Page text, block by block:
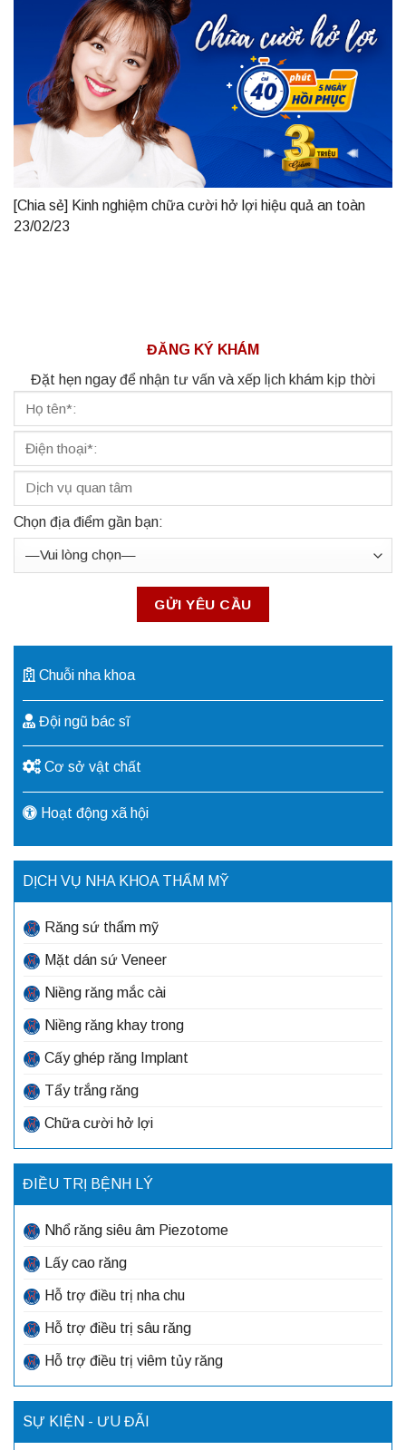
[Chia sẻ] Kinh nghiệm chữa cười hở lợi hiệu quả an toàn
23/02/23
ĐĂNG KÝ KHÁM
Đặt hẹn ngay để nhận tư vấn và xếp lịch khám kịp thời
Chọn địa điểm gần bạn:
Chuỗi nha khoa
Đội ngũ bác sĩ
Cơ sở vật chất
Hoạt động xã hội
DỊCH VỤ NHA KHOA THẨM MỸ
Răng sứ thẩm mỹ
Mặt dán sứ Veneer
Niềng răng mắc cài
Niềng răng khay trong
Cấy ghép răng Implant
Tẩy trắng răng
Chữa cười hở lợi
ĐIỀU TRỊ BỆNH LÝ
Nhổ răng siêu âm Piezotome
Lấy cao răng
Hỗ trợ điều trị nha chu
Hỗ trợ điều trị sâu răng
Hỗ trợ điều trị viêm tủy răng
SỰ KIỆN - ƯU ĐÃI